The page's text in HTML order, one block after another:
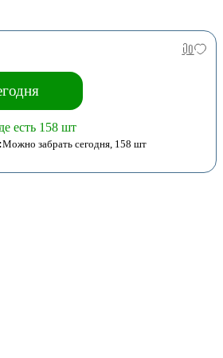
есть 158 шт
Можно забрать сегодня, 158 шт